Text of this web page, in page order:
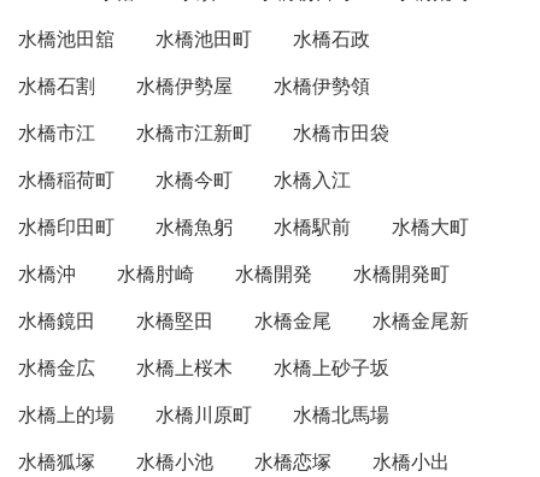
水橋池田舘
水橋池田町
水橋石政
水橋石割
水橋伊勢屋
水橋伊勢領
水橋市江
水橋市江新町
水橋市田袋
水橋稲荷町
水橋今町
水橋入江
水橋印田町
水橋魚躬 水橋駅前
水橋大町
水橋沖
水橋肘崎 水橋開発
水橋開発町
水橋鏡田
水橋堅田 水橋金尾
水橋金尾新
水橋金広
水橋上桜木
水橋上砂子坂
水橋上的場
水橋川原町
水橋北馬場
水橋狐塚
水橋小池 水橋恋塚
水橋小出